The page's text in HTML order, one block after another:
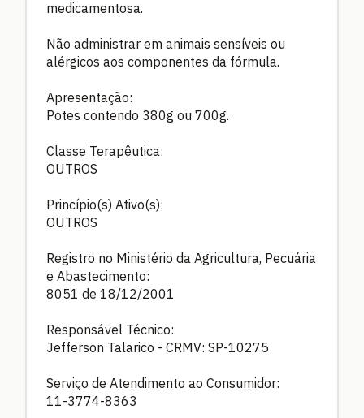
medicamentosa.
Não administrar em animais sensíveis ou
alérgicos aos componentes da fórmula.
Apresentação:
Potes contendo 380g ou 700g.
Classe Terapêutica:
OUTROS
Princípio(s) Ativo(s):
OUTROS
Registro no Ministério da Agricultura, Pecuária
e Abastecimento:
8051 de 18/12/2001
Responsável Técnico:
Jefferson Talarico - CRMV: SP-10275
Serviço de Atendimento ao Consumidor:
11-3774-8363